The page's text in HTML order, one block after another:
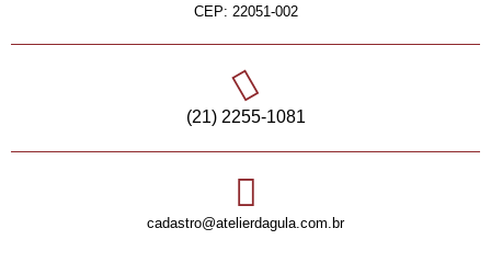
CEP: 22051-002
(21) 2255-1081
cadastro@atelierdagula.com.br